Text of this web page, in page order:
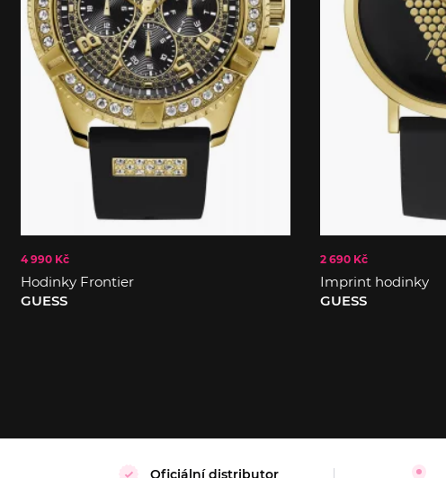
4 990 Kč
Hodinky Frontier
GUESS
2 690 Kč
Imprint hodinky
GUESS
Oficiální distributor